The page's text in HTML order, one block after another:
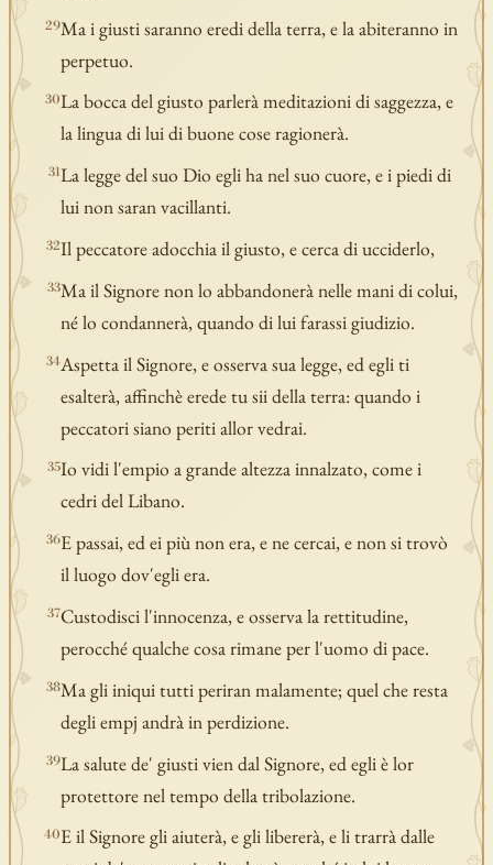
29Ma i giusti saranno eredi della terra, e la abiteranno in
perpetuo.
30La bocca del giusto parlerà meditazioni di saggezza, e
la lingua di lui di buone cose ragionerà.
31La legge del suo Dio egli ha nel suo cuore, e i piedi di
lui non saran vacillanti.
32Il peccatore adocchia il giusto, e cerca di ucciderlo,
33Ma il Signore non lo abbandonerà nelle mani di colui,
né lo condannerà, quando di lui farassi giudizio.
34Aspetta il Signore, e osserva sua legge, ed egli ti
esalterà, affinchè erede tu sii della terra: quando i
peccatori siano periti allor vedrai.
35Io vidi l'empio a grande altezza innalzato, come i
cedri del Libano.
36E passai, ed ei più non era, e ne cercai, e non si trovò
il luogo dov'egli era.
37Custodisci l'innocenza, e osserva la rettitudine,
perocché qualche cosa rimane per l'uomo di pace.
38Ma gli iniqui tutti periran malamente; quel che resta
degli empj andrà in perdizione.
39La salute de' giusti vien dal Signore, ed egli è lor
protettore nel tempo della tribolazione.
40E il Signore gli aiuterà, e gli libererà, e li trarrà dalle